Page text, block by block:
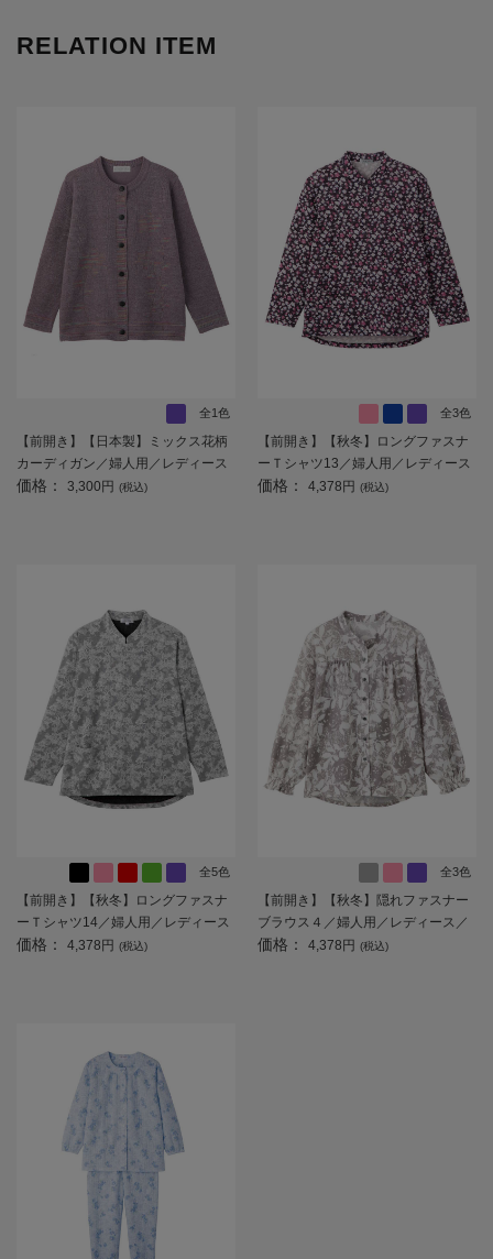
RELATION ITEM
全1色
【前開き】【日本製】ミックス花柄
カーディガン／婦人用／レディース
／高齢者／シニア／名前記入欄付／
価格： 3,300円 (税込)
全3色
【前開き】【秋冬】ロングファスナ
ーＴシャツ13／婦人用／レディース
／高齢者／シニア／ゆったり／のび
価格： 4,378円 (税込)
全5色
【前開き】【秋冬】ロングファスナ
ーＴシャツ14／婦人用／レディース
／高齢者／シニア／後ろ長め／ゆっ
価格： 4,378円 (税込)
全3色
【前開き】【秋冬】隠れファスナー
ブラウス４／婦人用／レディース／
高齢者／シニア／後ろ長め／名前記
価格： 4,378円 (税込)